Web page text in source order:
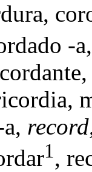
,
-a
,
, record
1,